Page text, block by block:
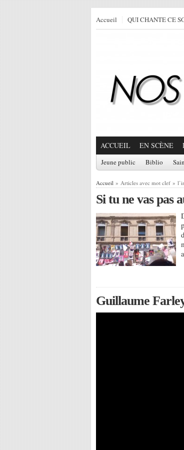
Accueil QUI CHANTE CE
ACCUEIL EN SCÈNE
Jeune public Biblio
Accueil » Articles avec mot clef »
Si tu ne vas pas
Guillaume